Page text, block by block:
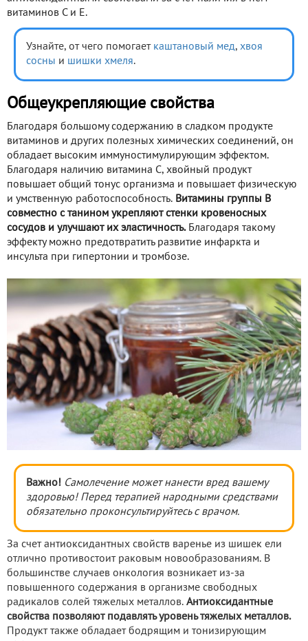
витаминов С и Е.
Узнайте, от чего помогает каштановый мед, хвоя
сосны и шишки хмеля.
Общеукрепляющие свойства
Благодаря большому содержанию в сладком продукте
витаминов и других полезных химических соединений, он
обладает высоким иммуностимулирующим эффектом.
Благодаря наличию витамина С, хвойный продукт
повышает общий тонус организма и повышает физическую
и умственную работоспособность. Витамины группы В
совместно с танином укрепляют стенки кровеносных
сосудов и улучшают их эластичность.Благодаря такому
эффекту можно предотвратить развитие инфаркта и
инсульта при гипертонии и тромбозе.
Важно! Самолечение может нанести вред вашему
здоровью! Перед терапией народными средствами
обязательно проконсультируйтесь с врачом.
За счет антиоксидантных свойств варенье из шишек ели
отлично противостоит раковым новообразованиям. В
большинстве случаев онкология возникает из-за
повышенного содержания в организме свободных
радикалов солей тяжелых металлов. Антиоксидантные
свойства позволяют подавлять уровень тяжелых металлов.
Продукт также обладает бодрящим и тонизирующим